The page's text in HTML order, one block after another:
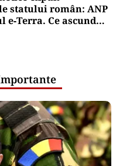
statului român: ANP
e‑Terra. Ce ascund